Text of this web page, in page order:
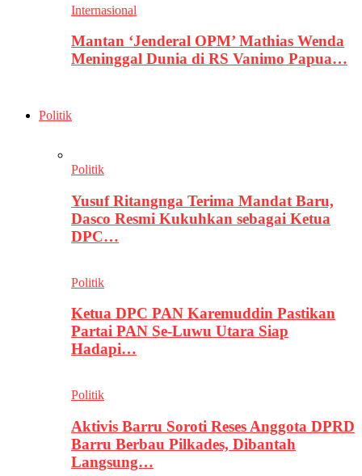
Internasional
Mantan ‘Jenderal OPM’ Mathias Wenda
Meninggal Dunia di RS Vanimo Papua…
Politik
Politik
Yusuf Ritangnga Terima Mandat Baru,
Dasco Resmi Kukuhkan sebagai Ketua
DPC…
Politik
Ketua DPC PAN Karemuddin Pastikan
Partai PAN Se-Luwu Utara Siap
Hadapi…
Politik
Aktivis Barru Soroti Reses Anggota DPRD
Barru Berbau Pilkades, Dibantah
Langsung…